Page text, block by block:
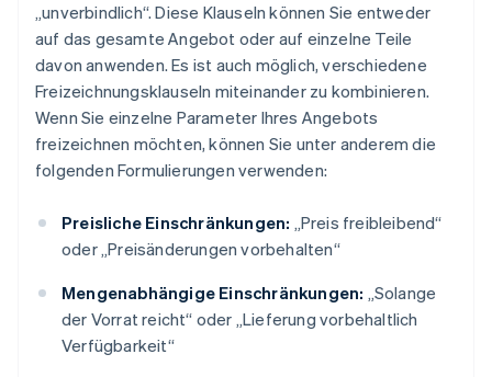
„unverbindlich“. Diese Klauseln können Sie entweder
auf das gesamte Angebot oder auf einzelne Teile
davon anwenden. Es ist auch möglich, verschiedene
Freizeichnungsklauseln miteinander zu kombinieren.
Wenn Sie einzelne Parameter Ihres Angebots
freizeichnen möchten, können Sie unter anderem die
folgenden Formulierungen verwenden:
Preisliche Einschränkungen: „Preis freibleibend“
oder „Preisänderungen vorbehalten“
Mengenabhängige Einschränkungen: „Solange
der Vorrat reicht“ oder „Lieferung vorbehaltlich
Verfügbarkeit“